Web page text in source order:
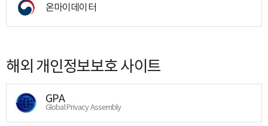
온마이데이터
해외 개인정보보호 사이트
GPA
Global Privacy Assembly